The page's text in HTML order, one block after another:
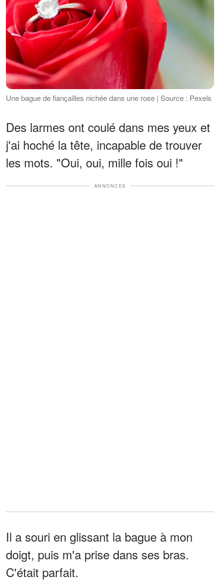
Une bague de fiançailles nichée dans une rose | Source : Pexels
Des larmes ont coulé dans mes yeux et
j'ai hoché la tête, incapable de trouver
les mots. "Oui, oui, mille fois oui !"
ANNONCES
Il a souri en glissant la bague à mon
doigt, puis m'a prise dans ses bras.
C'était parfait.